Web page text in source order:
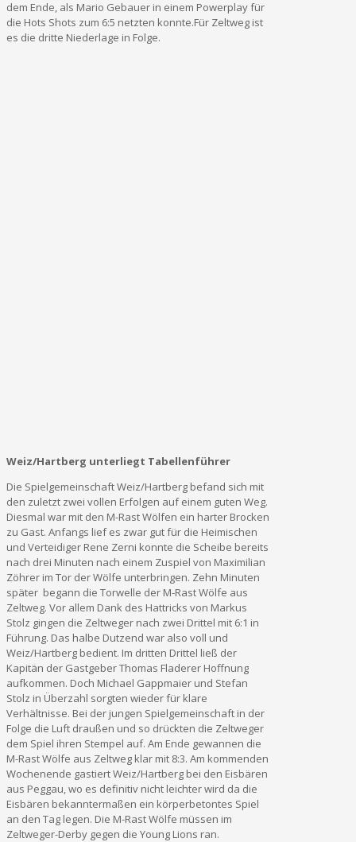
dem Ende, als Mario Gebauer in einem Powerplay für
die Hots Shots zum 6:5 netzten konnte.Für Zeltweg ist
es die dritte Niederlage in Folge.
Weiz/Hartberg unterliegt Tabellenführer
Die Spielgemeinschaft Weiz/Hartberg befand sich mit
den zuletzt zwei vollen Erfolgen auf einem guten Weg.
Diesmal war mit den M-Rast Wölfen ein harter Brocken
zu Gast. Anfangs lief es zwar gut für die Heimischen
und Verteidiger Rene Zerni konnte die Scheibe bereits
nach drei Minuten nach einem Zuspiel von Maximilian
Zöhrer im Tor der Wölfe unterbringen. Zehn Minuten
später begann die Torwelle der M-Rast Wölfe aus
Zeltweg. Vor allem Dank des Hattricks von Markus
Stolz gingen die Zeltweger nach zwei Drittel mit 6:1 in
Führung. Das halbe Dutzend war also voll und
Weiz/Hartberg bedient. Im dritten Drittel ließ der
Kapitän der Gastgeber Thomas Fladerer Hoffnung
aufkommen. Doch Michael Gappmaier und Stefan
Stolz in Überzahl sorgten wieder für klare
Verhältnisse. Bei der jungen Spielgemeinschaft in der
Folge die Luft draußen und so drückten die Zeltweger
dem Spiel ihren Stempel auf. Am Ende gewannen die
M-Rast Wölfe aus Zeltweg klar mit 8:3. Am kommenden
Wochenende gastiert Weiz/Hartberg bei den Eisbären
aus Peggau, wo es definitiv nicht leichter wird da die
Eisbären bekanntermaßen ein körperbetontes Spiel
an den Tag legen. Die M-Rast Wölfe müssen im
Zeltweger-Derby gegen die Young Lions ran.